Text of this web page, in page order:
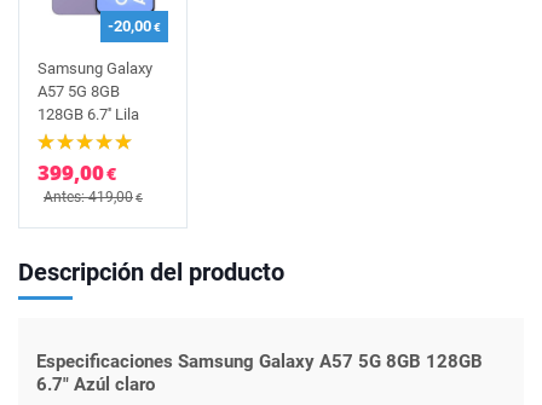
-20,00€
Samsung Galaxy
A57 5G 8GB
128GB 6.7'' Lila
399,00€
Antes: 419,00€
Descripción del producto
Especificaciones Samsung Galaxy A57 5G 8GB 128GB
6.7" Azúl claro